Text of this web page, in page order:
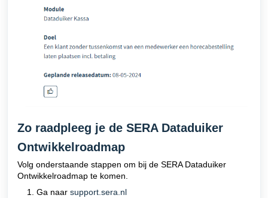
Zo raadpleeg je de SERA Dataduiker
Ontwikkelroadmap
Volg onderstaande stappen om bij de SERA Dataduiker
Ontwikkelroadmap te komen.
Ga naar support.sera.nl